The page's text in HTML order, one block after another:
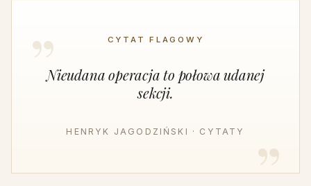
CYTAT FLAGOWY
Nieudana operacja to połowa udanej
sekcji.
HENRYK JAGODZIŃSKI · CYTATY